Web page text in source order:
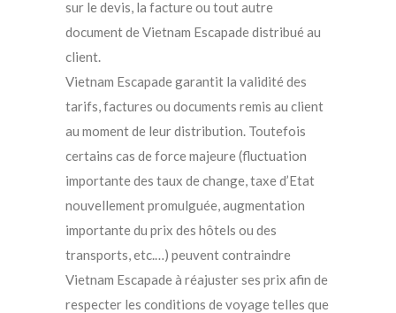
sur le devis, la facture ou tout autre
document de Vietnam Escapade distribué au
client.
Vietnam Escapade garantit la validité des
tarifs, factures ou documents remis au client
au moment de leur distribution. Toutefois
certains cas de force majeure (fluctuation
importante des taux de change, taxe d’Etat
nouvellement promulguée, augmentation
importante du prix des hôtels ou des
transports, etc.…) peuvent contraindre
Vietnam Escapade à réajuster ses prix afin de
respecter les conditions de voyage telles que